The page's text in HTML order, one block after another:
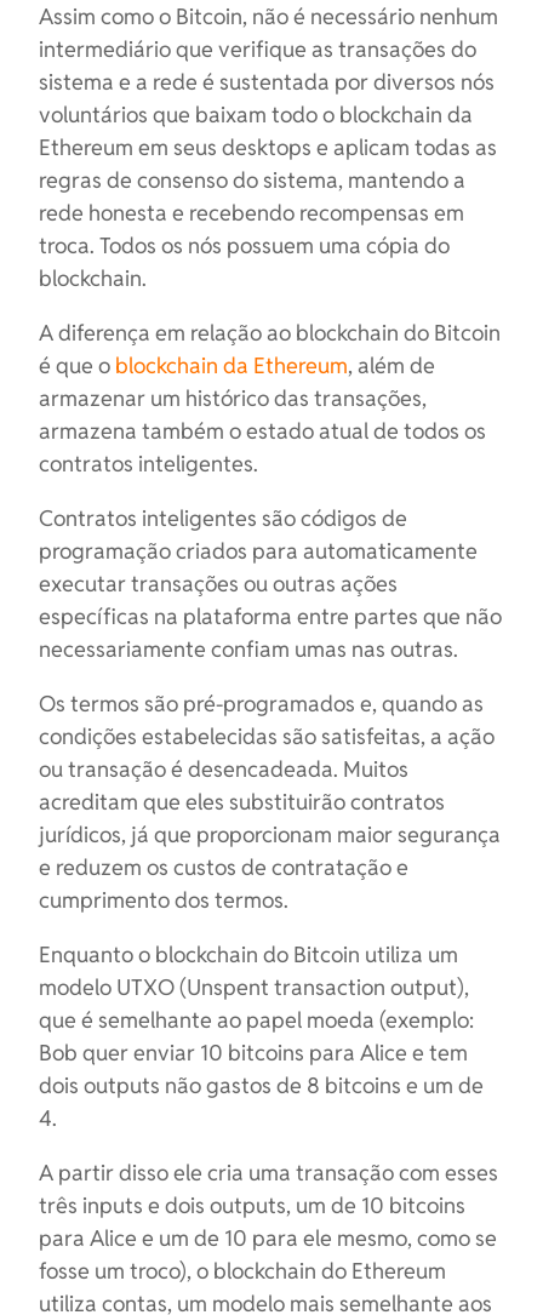
Assim como o Bitcoin, não é necessário nenhum
intermediário que verifique as transações do
sistema e a rede é sustentada por diversos nós
voluntários que baixam todo o blockchain da
Ethereum em seus desktops e aplicam todas as
regras de consenso do sistema, mantendo a
rede honesta e recebendo recompensas em
troca. Todos os nós possuem uma cópia do
blockchain.
A diferença em relação ao blockchain do Bitcoin
é que o blockchain da Ethereum, além de
armazenar um histórico das transações,
armazena também o estado atual de todos os
contratos inteligentes.
Contratos inteligentes são códigos de
programação criados para automaticamente
executar transações ou outras ações
específicas na plataforma entre partes que não
necessariamente confiam umas nas outras.
Os termos são pré-programados e, quando as
condições estabelecidas são satisfeitas, a ação
ou transação é desencadeada. Muitos
acreditam que eles substituirão contratos
jurídicos, já que proporcionam maior segurança
e reduzem os custos de contratação e
cumprimento dos termos.
Enquanto o blockchain do Bitcoin utiliza um
modelo UTXO (Unspent transaction output),
que é semelhante ao papel moeda (exemplo:
Bob quer enviar 10 bitcoins para Alice e tem
dois outputs não gastos de 8 bitcoins e um de
4.
A partir disso ele cria uma transação com esses
três inputs e dois outputs, um de 10 bitcoins
para Alice e um de 10 para ele mesmo, como se
fosse um troco), o blockchain do Ethereum
utiliza contas, um modelo mais semelhante aos